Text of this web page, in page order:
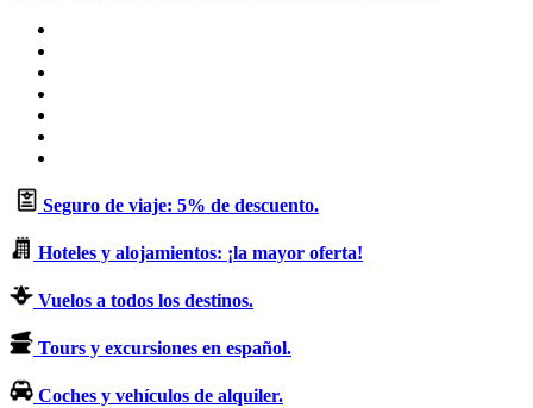
Seguro de viaje: 5% de descuento.
Hoteles y alojamientos: ¡la mayor oferta!
Vuelos a todos los destinos.
Tours y excursiones en español.
Coches y vehículos de alquiler.